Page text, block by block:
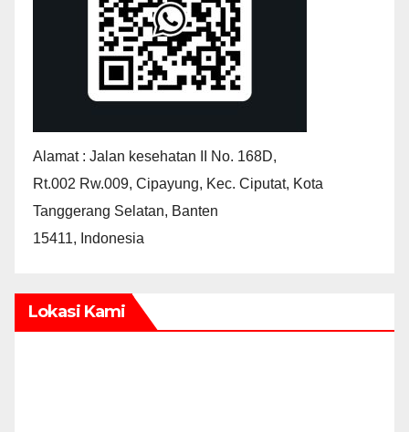
Alamat : Jalan kesehatan II No. 168D,
Rt.002 Rw.009, Cipayung, Kec. Ciputat, Kota
Tanggerang Selatan, Banten
15411, Indonesia
Lokasi Kami